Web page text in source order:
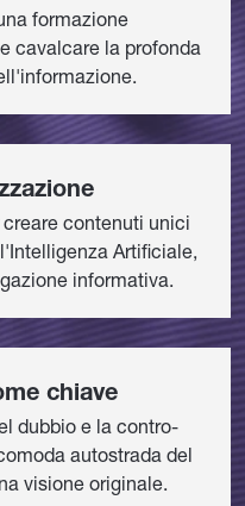
formazione
cavalcare la profonda
contenuti unici
Artificiale,
informativa.
chiave
dubbio e la contro-
autostrada del
visione originale.